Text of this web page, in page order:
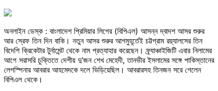
অনলাইন ডেস্ক : বাংলাদেশ প্রিমিয়ার লিগের (বিপিএল) আসন্ন দ্বাদশ আসর শুরুর
আর স্রেফ তিন দিন বাকি। নতুন আসর শুরুর আগমুহূর্তেই চট্টগ্রাম রয়্যালসের তিন
বিদেশি ক্রিকেটার টুর্নামেন্ট থেকে নাম প্রত্যাহার করেছেন। ফ্র্যাঞ্চাইজিটি এবার নিলামের
আগে সরাসরি চুক্তিতে দেশীয় দু’জন শেখ মেহেদী, তানভীর ইসলামের সঙ্গে পাকিস্তানের
লেগস্পিনার আবরার আহমেদকে দলে ভিড়িয়েছিল। আবরারসহ তিনজন সরে গেলেন
বিপিএল থেকে।